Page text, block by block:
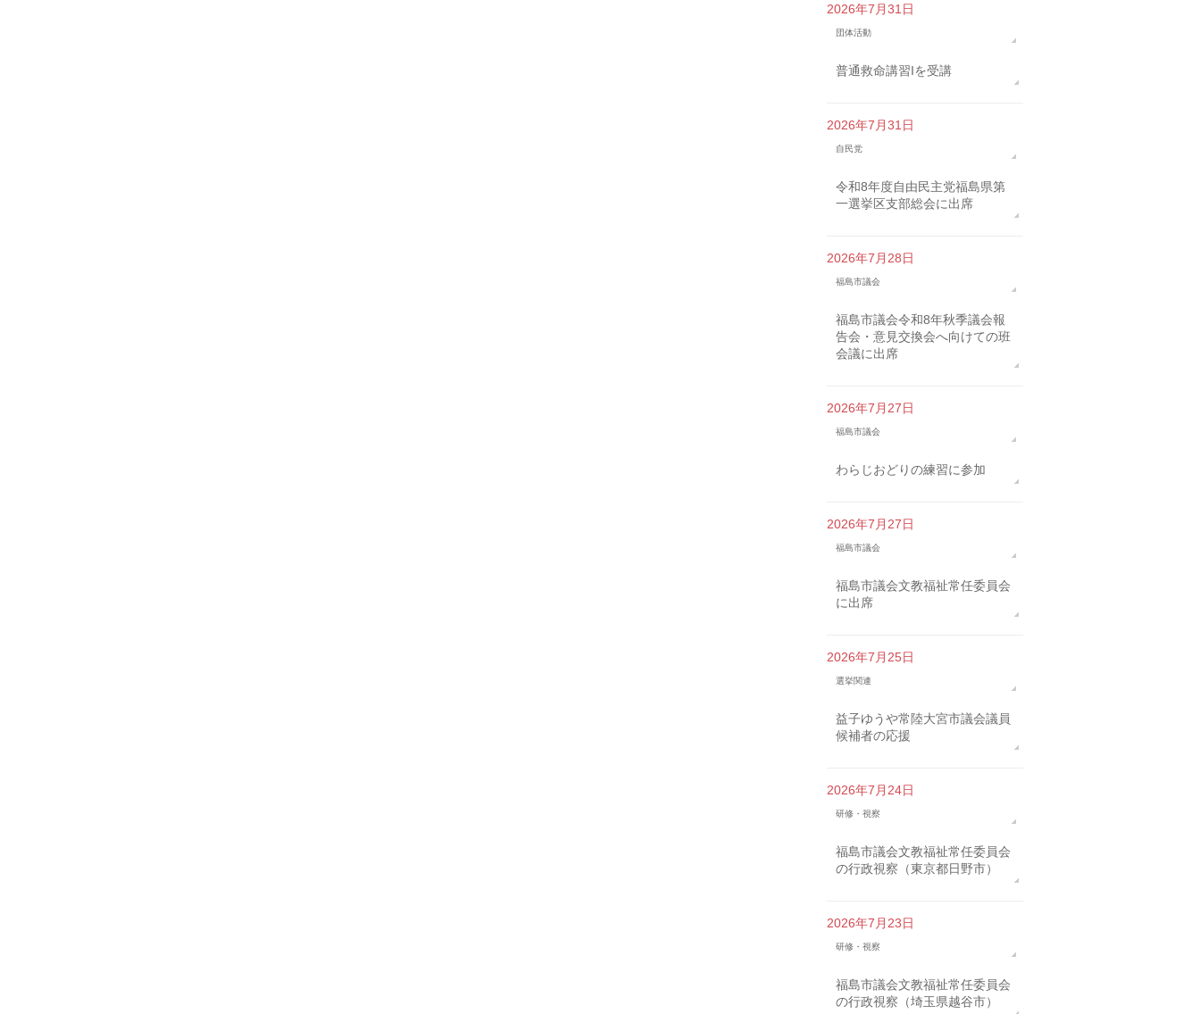
2026年7月31日
団体活動
普通救命講習Iを受講
2026年7月31日
自民党
令和8年度自由民主党福島県第
一選挙区支部総会に出席
2026年7月28日
福島市議会
福島市議会令和8年秋季議会報
告会・意見交換会へ向けての班
会議に出席
2026年7月27日
福島市議会
わらじおどりの練習に参加
2026年7月27日
福島市議会
福島市議会文教福祉常任委員会
に出席
2026年7月25日
選挙関連
益子ゆうや常陸大宮市議会議員
候補者の応援
2026年7月24日
研修・視察
福島市議会文教福祉常任委員会
の行政視察（東京都日野市）
2026年7月23日
研修・視察
福島市議会文教福祉常任委員会
の行政視察（埼玉県越谷市）